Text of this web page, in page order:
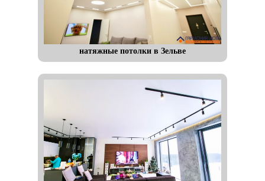
натяжные потолки в Зельве